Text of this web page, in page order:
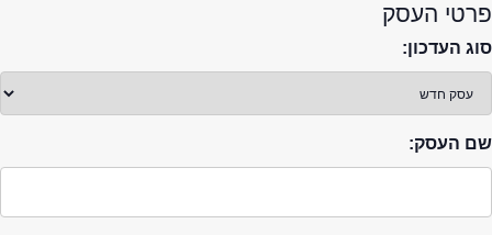
פרטי העסק
סוג העדכון:
שם העסק: